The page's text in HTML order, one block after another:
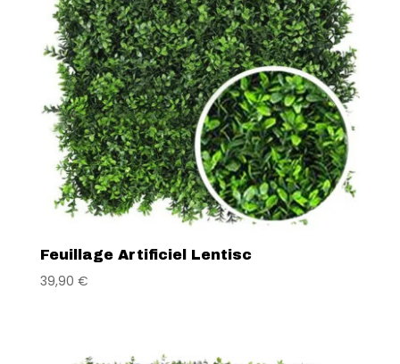
Feuillage Artificiel Lentisc
39,90 €